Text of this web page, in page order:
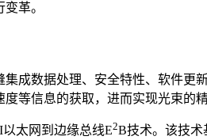
革。
成数据处理、安全特性、软件
等信息的获取，进而实现光束的精
太网到边缘总线E2B技术。该技术